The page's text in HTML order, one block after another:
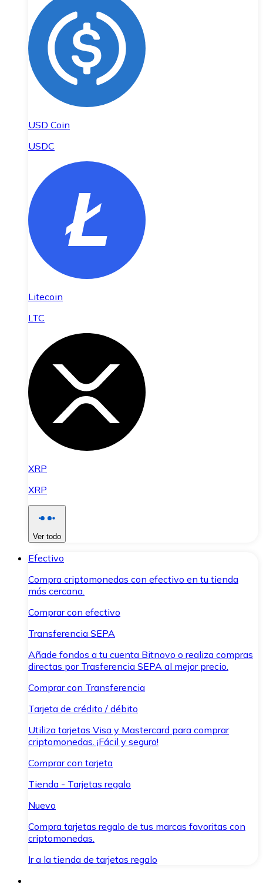
USD Coin
USDC
Litecoin
LTC
XRP
XRP
Ver todo
Efectivo
Compra criptomonedas con efectivo en tu tienda
más cercana.
Comprar con efectivo
Transferencia SEPA
Añade fondos a tu cuenta Bitnovo o realiza compras
directas por Trasferencia SEPA al mejor precio.
Comprar con Transferencia
Tarjeta de crédito / débito
Utiliza tarjetas Visa y Mastercard para comprar
criptomonedas. ¡Fácil y seguro!
Comprar con tarjeta
Tienda - Tarjetas regalo
Nuevo
Compra tarjetas regalo de tus marcas favoritas con
criptomonedas.
Ir a la tienda de tarjetas regalo